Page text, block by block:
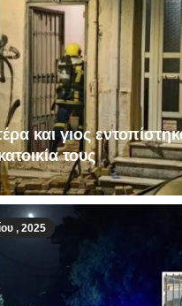
και γιος
τους
, 2025